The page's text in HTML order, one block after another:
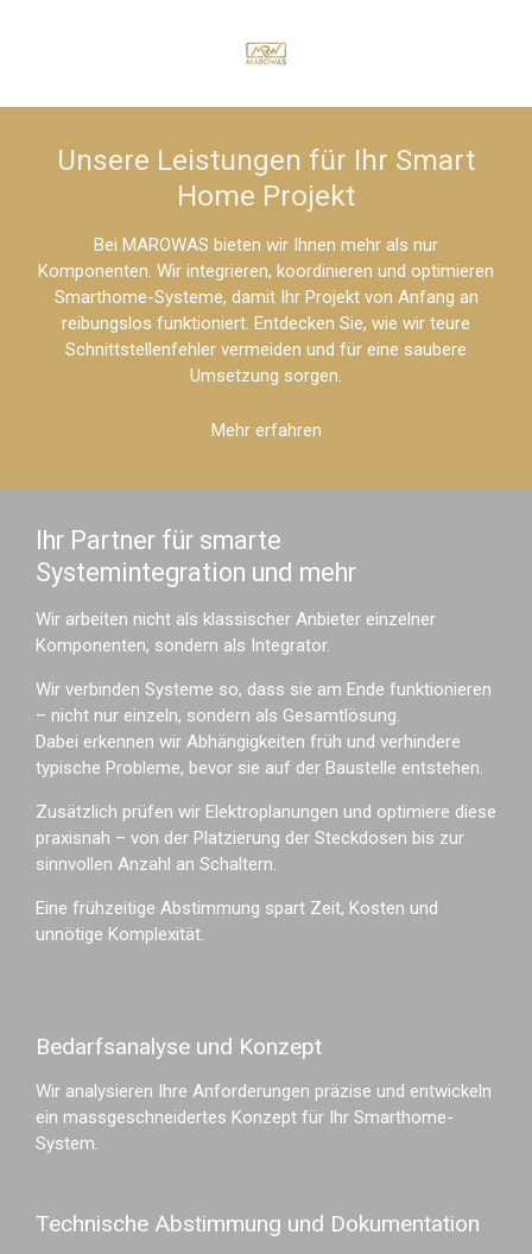
Unsere Leistungen für Ihr Smart
Home Projekt
Bei MAROWAS bieten wir Ihnen mehr als nur
Komponenten. Wir integrieren, koordinieren und optimieren
Smarthome-Systeme, damit Ihr Projekt von Anfang an
reibungslos funktioniert. Entdecken Sie, wie wir teure
Schnittstellenfehler vermeiden und für eine saubere
Umsetzung sorgen.
Mehr erfahren
Ihr Partner für smarte
Systemintegration und mehr
Wir arbeiten nicht als klassischer Anbieter einzelner
Komponenten, sondern als Integrator.
Wir verbinden Systeme so, dass sie am Ende funktionieren
– nicht nur einzeln, sondern als Gesamtlösung.
Dabei erkennen wir Abhängigkeiten früh und verhindere
typische Probleme, bevor sie auf der Baustelle entstehen.
Zusätzlich prüfen wir Elektroplanungen und optimiere diese
praxisnah – von der Platzierung der Steckdosen bis zur
sinnvollen Anzahl an Schaltern.
Eine frühzeitige Abstimmung spart Zeit, Kosten und
unnötige Komplexität.
Bedarfsanalyse und Konzept
Wir analysieren Ihre Anforderungen präzise und entwickeln
ein massgeschneidertes Konzept für Ihr Smarthome-
System.
Technische Abstimmung und Dokumentation